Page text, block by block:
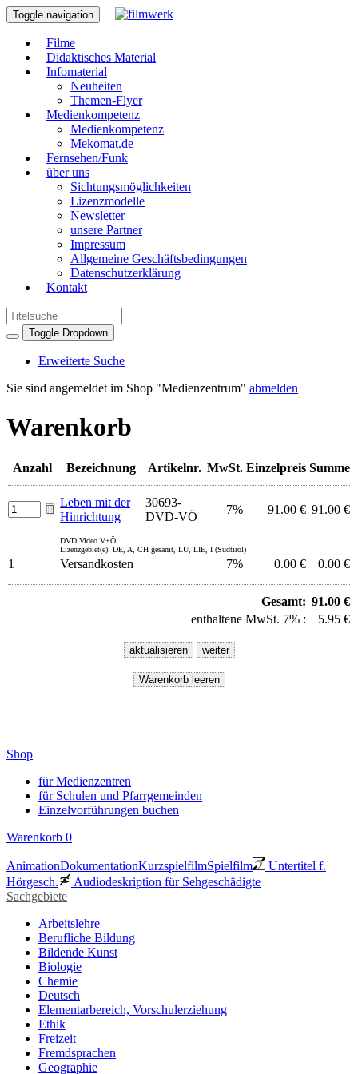
Toggle navigation
Filme
Didaktisches Material
Infomaterial
Neuheiten
Themen-Flyer
Medienkompetenz
Medienkompetenz
Mekomat.de
Fernsehen/Funk
über uns
Sichtungsmöglichkeiten
Lizenzmodelle
Newsletter
unsere Partner
Impressum
Allgemeine Geschäftsbedingungen
Datenschutzerklärung
Kontakt
Toggle Dropdown
Erweiterte Suche
Sie sind angemeldet im Shop "Medienzentrum" abmelden
Warenkorb
Anzahl Bezeichnung Artikelnr. MwSt. Einzelpreis Summe
Leben mit der
Hinrichtung
30693-
DVD-VÖ
7% 91.00 € 91.00 €
DVD Video V+Ö
Lizenzgebiet(e): DE, A, CH gesamt, LU, LIE, I (Südtirol)
1 Versandkosten 7% 0.00 € 0.00 €
Gesamt: 91.00 €
enthaltene MwSt. 7% :
5.95 €
Shop
für Medienzentren
für Schulen und Pfarrgemeinden
Einzelvorführungen buchen
Warenkorb 0
AnimationDokumentationKurzspielfilmSpielfilm
Untertitel f.
Hörgesch.
Audiodeskription für Sehgeschädigte
Sachgebiete
Arbeitslehre
Berufliche Bildung
Bildende Kunst
Biologie
Chemie
Deutsch
Elementarbereich, Vorschulerziehung
Ethik
Freizeit
Fremdsprachen
Geographie